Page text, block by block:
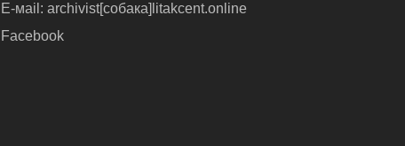
E-маіl: archivist[собака]litakcent.online
Facebook